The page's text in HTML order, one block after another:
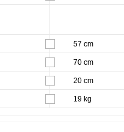
57 cm
70 cm
20 cm
19 kg